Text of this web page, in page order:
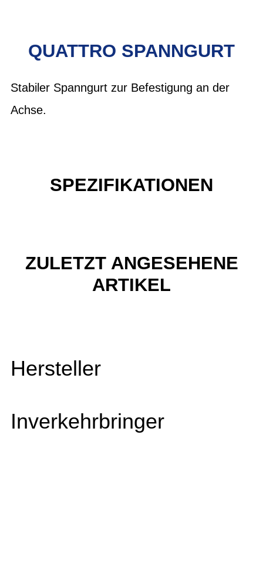
QUATTRO SPANNGURT
Stabiler Spanngurt zur Befestigung an der
Achse.
SPEZIFIKATIONEN
ZULETZT ANGESEHENE
ARTIKEL
Hersteller
Inverkehrbringer